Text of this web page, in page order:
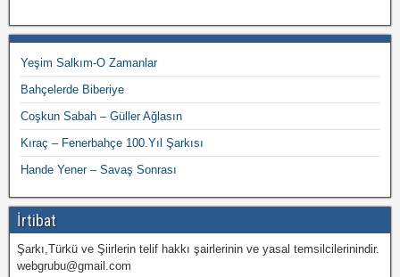
Yeşim Salkım-O Zamanlar
Bahçelerde Biberiye
Coşkun Sabah – Güller Ağlasın
Kıraç – Fenerbahçe 100.Yıl Şarkısı
Hande Yener – Savaş Sonrası
İrtibat
Şarkı,Türkü ve Şiirlerin telif hakkı şairlerinin ve yasal temsilcilerinindir.
webgrubu@gmail.com